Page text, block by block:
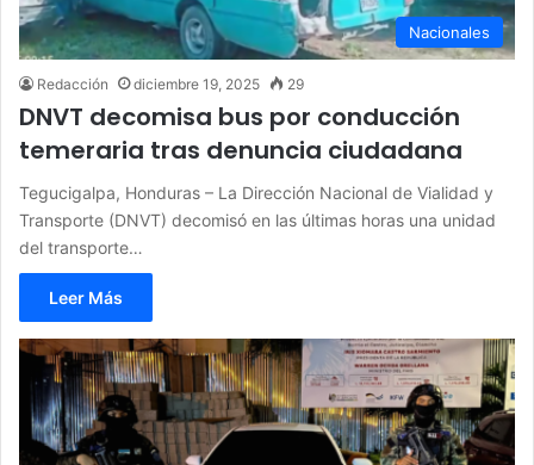
Nacionales
Redacción diciembre 19, 2025 29
DNVT decomisa bus por conducción
temeraria tras denuncia ciudadana
Tegucigalpa, Honduras – La Dirección Nacional de Vialidad y
Transporte (DNVT) decomisó en las últimas horas una unidad
del transporte…
Leer Más